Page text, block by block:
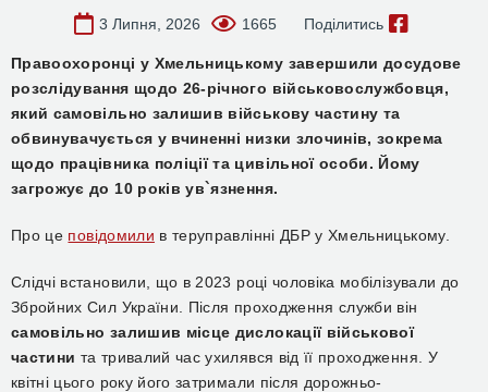
3 Липня, 2026 1665 Поділитись
Правоохоронці у Хмельницькому завершили досудове
розслідування щодо 26-річного військовослужбовця,
який самовільно залишив військову частину та
обвинувачується у вчиненні низки злочинів, зокрема
щодо працівника поліції та цивільної особи. Йому
загрожує до 10 років ув`язнення.
Про це повідомили в теруправлінні ДБР у Хмельницькому.
Слідчі встановили, що в 2023 році чоловіка мобілізували до
Збройних Сил України. Після проходження служби він
самовільно залишив місце дислокації військової
частини та тривалий час ухилявся від її проходження. У
квітні цього року його затримали після дорожньо-